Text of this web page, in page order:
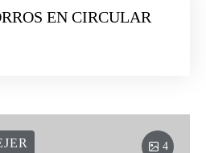
EN CIRCULAR
4